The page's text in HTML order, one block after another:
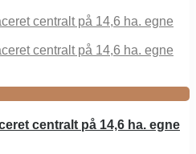
centralt på 14,6 ha. egne